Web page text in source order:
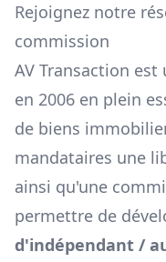
Rejoignez notre
commission
AV Transaction est
en 2006 en plein
de biens
mandataires une
ainsi qu'une
permettre de
d'indépendant /